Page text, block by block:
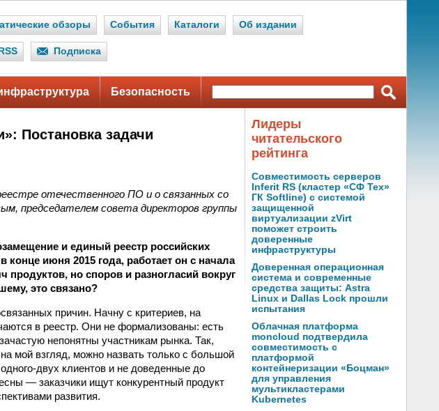
обзоры События Каталоги Об издании
RSS Подписка
Безопасность
Постановка задачи
отечественного ПО и о связанных со
председателем совета директоров группы
и единый реестр российских
июня 2015 года, работает он с начала
продуктов, но споров и разногласий вокруг
это связано?
причин. Начну с критериев, на
в реестр. Они не формализованы: есть
непонятны участникам рынка. Так,
мой взгляд, можно назвать только с большой
двух клиентов и не доведенные до
— заказчики ищут конкурентный продукт
развития.
Лидеры
читательского
рейтинга
Совместимость серверов
Inferit RS (кластер «СФ Тех»
ГК Softline) с системой
защищенной
виртуализации zVirt
поможет строить
доверенные
инфраструктуры
Доверенная операционная
система и современные
средства защиты: Astra
Linux и Dallas Lock прошли
испытания
Облачная платформа
moncloud подтвердила
совместимость с
платформой
контейнеризации «Боцман»
для управления
мультикластерами
Kubernetes